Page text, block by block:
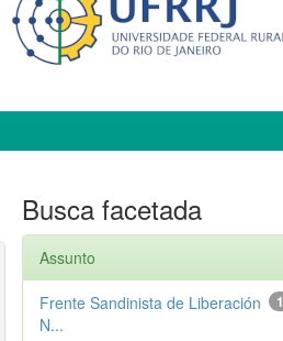
Busca facetada
Assunto
1
Frente Sandinista de Liberación
N...